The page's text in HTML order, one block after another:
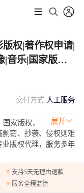
权|著作权申请|
|音乐|国家版权
退款
交付方式 人工服务
展开
家版权，
窃、抄袭、侵权则难
版权代理，服务多年
支持5天无理由退款
服务全程监管